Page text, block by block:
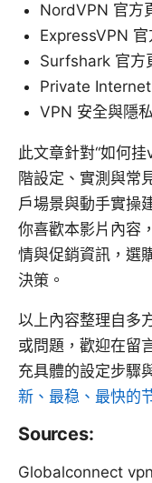
NordVPN 官方
ExpressVPN 官
Surfshark 官方
Private
VPN 安全與隱
此文章針對“如何
階設定、實測與常
戶場景與動手實操
你喜歡本影片內容
情與促銷資訊，選
決策。
以上內容整理自多
或問題，歡迎在留
充具體的設定步驟
新、最稳、最快的
Sources:
Globalconnect